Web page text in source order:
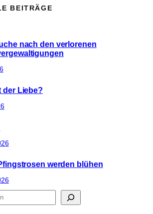
BEITRÄGE
nach den verlorenen
der Liebe?
werden blühen